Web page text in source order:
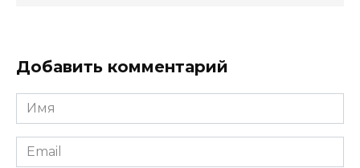
Добавить комментарий
Имя
Email